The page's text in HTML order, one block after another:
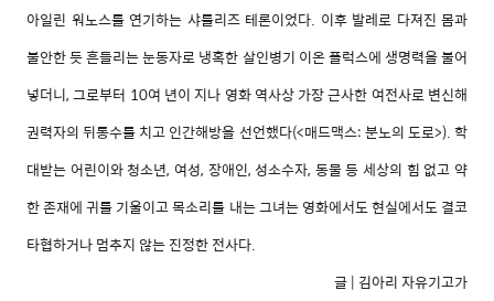
아일린 워노스를 연기하는 샤를리즈 테론이었다. 이후 발레로 다져진 몸과
불안한 듯 흔들리는 눈동자로 냉혹한 살인병기 이온 플럭스에 생명력을 불어
넣더니, 그로부터 10여 년이 지나 영화 역사상 가장 근사한 여전사로 변신해
권력자의 뒤통수를 치고 인간해방을 선언했다(<매드맥스: 분노의 도로>). 학
대받는 어린이와 청소년, 여성, 장애인, 성소수자, 동물 등 세상의 힘 없고 약
한 존재에 귀를 기울이고 목소리를 내는 그녀는 영화에서도 현실에서도 결코
타협하거나 멈추지 않는 진정한 전사다.
글 | 김아리 자유기고가